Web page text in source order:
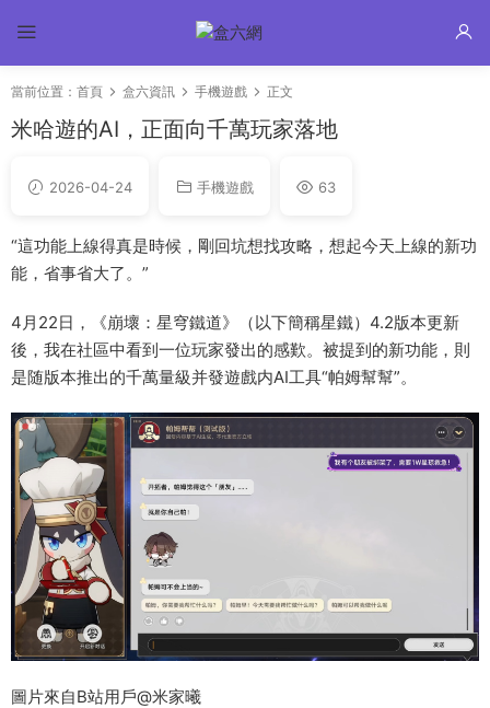
當前位置： 首頁 盒六資訊 手機遊戲 正文
米哈遊的AI，正面向千萬玩家落地
2026-04-24 手機遊戲 63
“這功能上線得真是時候，剛回坑想找攻略，想起今天上線的新功
能，省事省大了。”
4月22日，《崩壞：星穹鐵道》（以下簡稱星鐵）4.2版本更新
後，我在社區中看到一位玩家發出的感歎。被提到的新功能，則
是随版本推出的千萬量級并發遊戲内AI工具“帕姆幫幫”。
圖片來自B站用戶@米家曦